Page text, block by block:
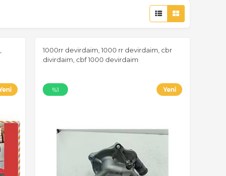
1000rr devirdaim, 1000 rr devirdaim, cbr
divirdaim, cbf 1000 devirdaim
%1